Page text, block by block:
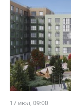
17 июл, 09:00